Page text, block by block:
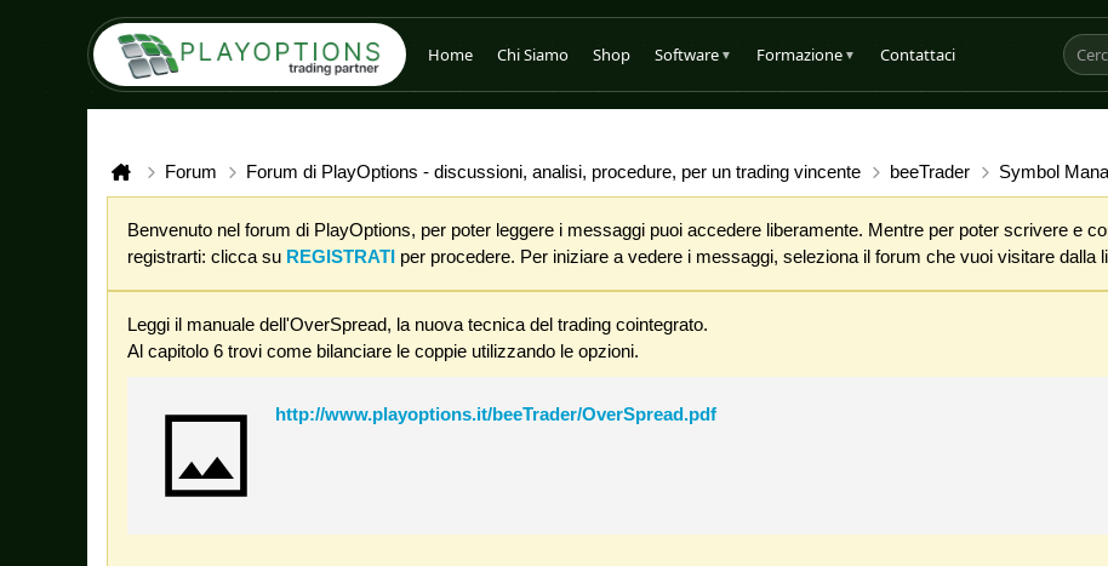
Home Chi Siamo Shop Software ▼ Formazione ▼ Contattaci
Forum Forum di PlayOptions - discussioni, analisi, procedure, per un trading vincente beeTrader Symbol
Benvenuto nel forum di PlayOptions, per poter leggere i messaggi puoi accedere liberamente. Mentre per poter scrivere e
registrarti: clicca su REGISTRATI per procedere. Per iniziare a vedere i messaggi, seleziona il forum che vuoi visitare dalla
Leggi il manuale dell'OverSpread, la nuova tecnica del trading cointegrato.
Al capitolo 6 trovi come bilanciare le coppie utilizzando le opzioni.
http://www.playoptions.it/beeTrader/OverSpread.pdf